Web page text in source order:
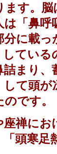
ます。
は「鼻呼
分に載っ
している
詰まり、
して頭が
です。
禅にお
「頭寒足